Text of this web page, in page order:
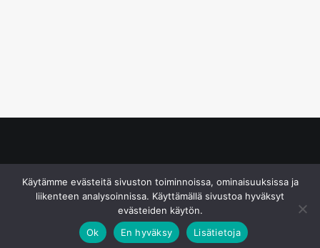
Käytämme evästeitä sivuston toiminnoissa, ominaisuuksissa ja
liikenteen analysoinnissa. Käyttämällä sivustoa hyväksyt
evästeiden käytön.
Ok
En hyväksy Lisätietoja